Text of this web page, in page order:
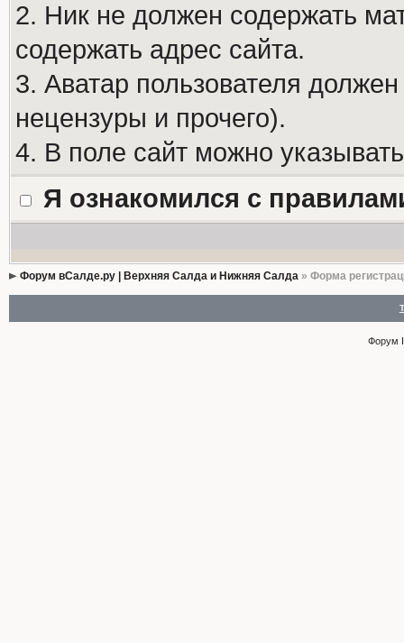
2. Ник не должен содержать
содержать адрес сайта.
3. Аватар пользователя
нецензуры и прочего).
4. В поле сайт можно
Я ознакомился с
Форум вСалде.ру | Верхняя Салда и Нижняя Салда» Форма
Форум